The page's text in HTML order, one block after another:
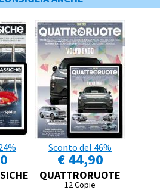
Sconto del 46%
€ 44,90
QUATTRORUOTE
12 Copie